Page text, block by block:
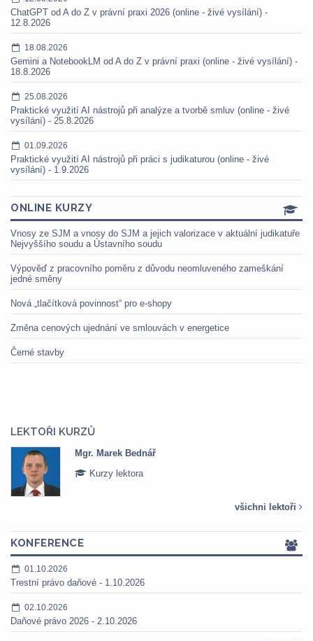
ChatGPT od A do Z v právní praxi 2026 (online - živé vysílání) -
12.8.2026
18.08.2026
Gemini a NotebookLM od A do Z v právní praxi (online - živé vysílání) -
18.8.2026
25.08.2026
Praktické využití AI nástrojů při analýze a tvorbě smluv (online - živé
vysílání) - 25.8.2026
01.09.2026
Praktické využití AI nástrojů při práci s judikaturou (online - živé
vysílání) - 1.9.2026
ONLINE KURZY
Vnosy ze SJM a vnosy do SJM a jejich valorizace v aktuální judikatuře
Nejvyššího soudu a Ústavního soudu
Výpověď z pracovního poměru z důvodu neomluveného zameškání
jedné směny
Nová „tlačítková povinnost“ pro e-shopy
Změna cenových ujednání ve smlouvách v energetice
Černé stavby
LEKTOŘI KURZŮ
Mgr. Marek Bednář
Kurzy lektora
všichni lektoři
KONFERENCE
01.10.2026
Trestní právo daňové - 1.10.2026
02.10.2026
Daňové právo 2026 - 2.10.2026